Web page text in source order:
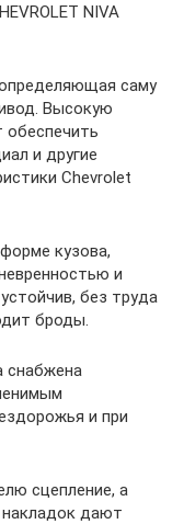
NIVA
определяющая саму
Высокую
обеспечить
и другие
Chevrolet
кузова,
и
без труда
броды.
снабжена
и при
сцепление, а
дают